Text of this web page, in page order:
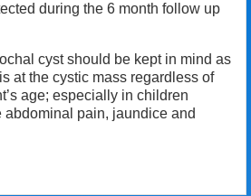
during the 6 month follow up
cyst should be kept in mind as
at the cystic mass regardless of
age; especially in children
abdominal pain, jaundice and